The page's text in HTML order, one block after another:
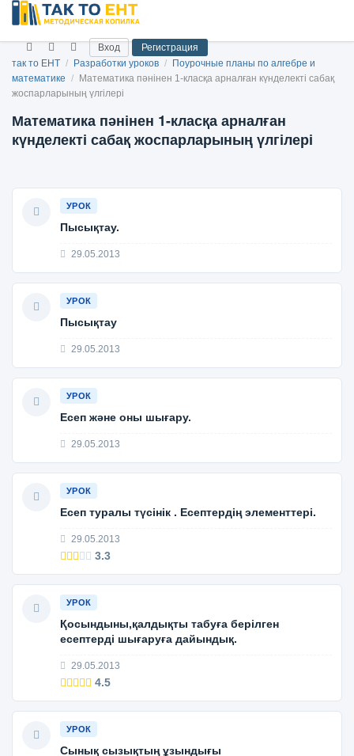
Вход
Регистрация
так то ЕНТ / Разработки уроков /
Поурочные планы по алгебре и
математике /
Математика пәнінен 1-класқа арналған күнделекті сабақ
жоспарларының үлгілері
Математика пәнінен 1-класқа арналған
күнделекті сабақ жоспарларының үлгілері
УРОК
Пысықтау.
29.05.2013
УРОК
Пысықтау
29.05.2013
УРОК
Есеп және оны шығару.
29.05.2013
УРОК
Есеп туралы түсінік . Есептердің элементтері.
29.05.2013
3.3
УРОК
Қосындыны,қалдықты табуға берілген
есептерді шығаруға дайындық.
29.05.2013
4.5
УРОК
Сынық сызықтың ұзындығы